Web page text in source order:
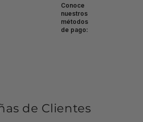
V6
en
Conoce
nuestros
métodos
de pago:
de Clientes